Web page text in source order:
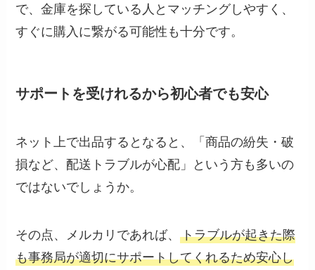
で、金庫を探している人とマッチングしやすく、
すぐに購入に繋がる可能性も十分です。
サポートを受けれるから初心者でも安心
ネット上で出品するとなると、「商品の紛失・破
損など、配送トラブルが心配」という方も多いの
ではないでしょうか。
その点、メルカリであれば、トラブルが起きた際
も事務局が適切にサポートしてくれるため安心し